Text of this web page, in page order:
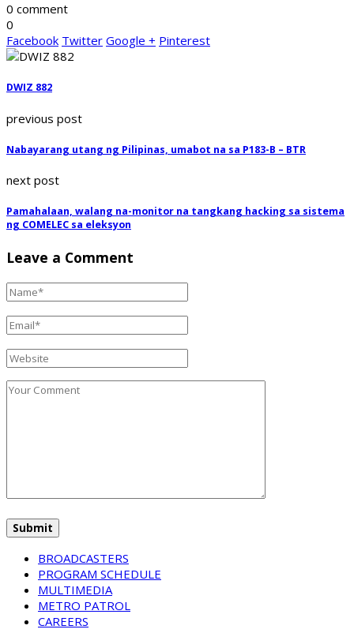
0 comment
0
Facebook Twitter Google + Pinterest
DWIZ 882
previous post
Nabayarang utang ng Pilipinas, umabot na sa P183-B – BTR
next post
Pamahalaan, walang na-monitor na tangkang hacking sa sistema
ng COMELEC sa eleksyon
Leave a Comment
BROADCASTERS
PROGRAM SCHEDULE
MULTIMEDIA
METRO PATROL
CAREERS